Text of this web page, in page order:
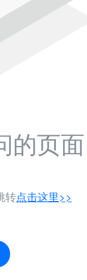
的页面
转点击这里>>